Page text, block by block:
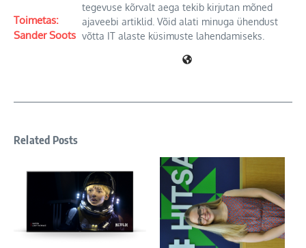
Toimetas:
Sander Soots
tegevuse kõrvalt aega tekib kirjutan mõned
ajaveebi artiklid. Võid alati minuga ühendust
võtta IT alaste küsimuste lahendamiseks.
Related Posts